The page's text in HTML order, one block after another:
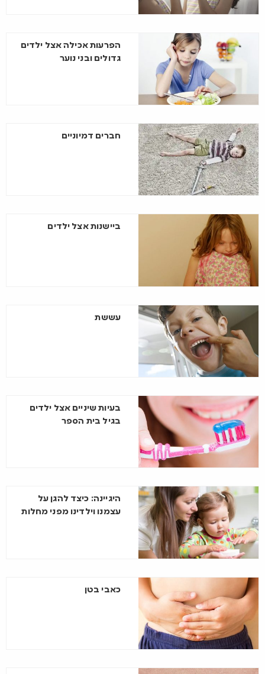
הפרעות אכילה אצל ילדים
גדולים ובני נוער
חברים דמיוניים
ביישנות אצל ילדים
עששת
בעיות שיניים אצל ילדים
בגיל בית הספר
היגיינה: כיצד להגן על
עצמנו וילדינו מפני מחלות
כאבי בטן